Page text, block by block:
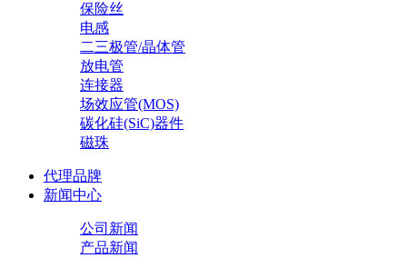
保险丝
电感
二三极管/晶体管
放电管
连接器
场效应管(MOS)
碳化硅(SiC)器件
磁珠
代理品牌
新闻中心
公司新闻
产品新闻